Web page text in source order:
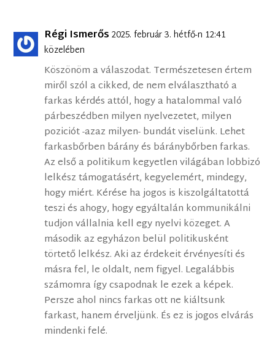
Régi Ismerős 2025. február 3. hétfő-n 12:41
közelében
Köszönöm a válaszodat. Természetesen értem
miről szól a cikked, de nem elválasztható a
farkas kérdés attól, hogy a hatalommal való
párbeszédben milyen nyelvezetet, milyen
poziciót -azaz milyen- bundát viselünk. Lehet
farkasbőrben bárány és báránybőrben farkas.
Az első a politikum kegyetlen világában lobbizó
lelkész támogatásért, kegyelemért, mindegy,
hogy miért. Kérése ha jogos is kiszolgáltatottá
teszi és ahogy, hogy egyáltalán kommunikálni
tudjon vállalnia kell egy nyelvi közeget. A
második az egyházon belül politikusként
törtető lelkész. Aki az érdekeit érvényesíti és
másra fel, le oldalt, nem figyel. Legalábbis
számomra így csapodnak le ezek a képek.
Persze ahol nincs farkas ott ne kiáltsunk
farkast, hanem érveljünk. És ez is jogos elvárás
mindenki felé.